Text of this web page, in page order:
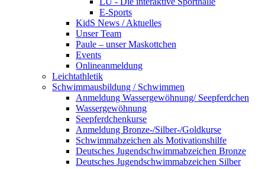
E-Sports
KidS News / Aktuelles
Unser Team
Paule – unser Maskottchen
Events
Onlineanmeldung
Leichtathletik
Schwimmausbildung / Schwimmen
Anmeldung Wassergewöhnung/ Seepferdchen
Wassergewöhnung
Seepferdchenkurse
Anmeldung Bronze-/Silber-/Goldkurse
Schwimmabzeichen als Motivationshilfe
Deutsches Jugendschwimmabzeichen Bronze
Deutsches Jugendschwimmabzeichen Silber